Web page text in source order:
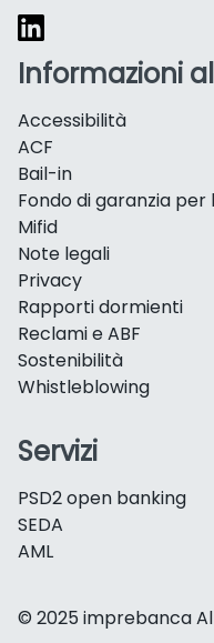
Informazioni
Accessibilità
ACF
Bail-in
Fondo di garanzia per
Mifid
Note legali
Privacy
Rapporti dormienti
Reclami e ABF
Sostenibilità
Whistleblowing
Servizi
PSD2 open banking
SEDA
AML
© 2025 imprebanca